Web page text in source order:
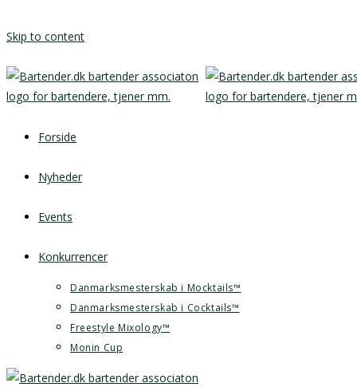
Skip to content
Forside
Nyheder
Events
Konkurrencer
Danmarksmesterskab i Mocktails™
Danmarksmesterskab i Cocktails™
Freestyle Mixology™
Monin Cup